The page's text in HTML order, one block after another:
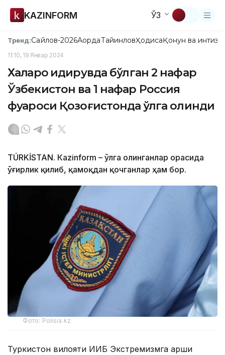
KAZINFORM ЎЗ
Тренд:Сайлов-2026АқордаТайинловҲодисаҚонун ва
11:10, 19 Январ 2024
Халқаро қидирувда бўлган 2 нафар
Ўзбекистон ва 1 нафар Россия
фуқароси Қозоғистонда қўлга олинди
TÚRKİSTAN. Кazinform – Қўлга олинганлар орасида
ўғирлик қилиб, қамоқдан қочганлар ҳам бор.
Фото: Polisia.kz
Туркистон вилояти ИИБ Экстремизмга қарши